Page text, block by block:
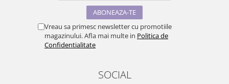
Vreau sa primesc newsletter cu promotiile
magazinului. Afla mai multe in Politica de
Confidentialitate
SOCIAL